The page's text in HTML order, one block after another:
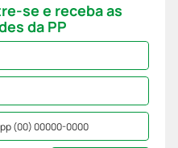
se e receba as
da PP